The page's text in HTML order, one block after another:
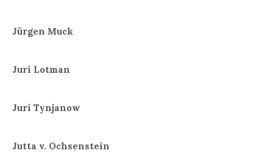
Jürgen Muck
Juri Lotman
Juri Tynjanow
Jutta v. Ochsenstein